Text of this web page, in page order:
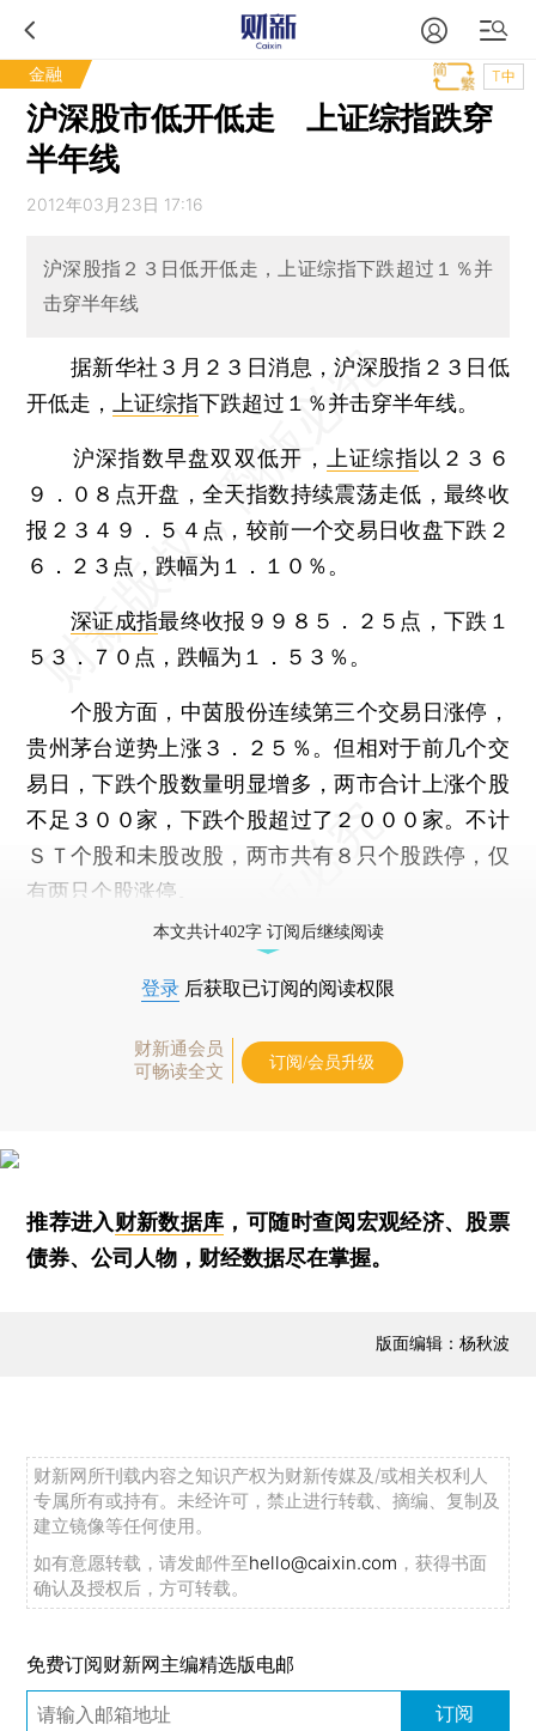
金融 T中
沪深股市低开低走 上证综指跌穿
半年线
2012年03月23日 17:16
沪深股指２３日低开低走，上证综指下跌超过１％并
击穿半年线
据新华社３月２３日消息，沪深股指２３日低
开低走，
上证综指下跌超过１％并击穿半年线。
沪深指数早盘双双低开， 上证综指 以２３６
９．０８点开盘，全天指数持续震荡走低，最终收
报２３４９．５４点，较前一个交易日收盘下跌２
６．２３点，跌幅为１．１０％。
深证成指最终收报９９８５．２５点，下跌１
５３．７０点，跌幅为１．５３％。
个股方面，中茵股份连续第三个交易日涨停，
贵州茅台逆势上涨３．２５％。但相对于前几个交
易日，下跌个股数量明显增多，两市合计上涨个股
不足３００家，下跌个股超过了２０００家。不计
ＳＴ个股和未股改股，两市共有８只个股跌停，仅
有两只个股涨停。
本文共计402字 订阅后继续阅读
登录 后获取已订阅的阅读权限
财新通会员
可畅读全文
订阅/会员升级
推荐进入财新数据库 ，可随时查阅宏观经济、股票
债券、公司人物，财经数据尽在掌握。
版面编辑：杨秋波
财新网所刊载内容之知识产权为财新传媒及/或相关权利人
专属所有或持有。未经许可，禁止进行转载、摘编、复制及
建立镜像等任何使用。
如有意愿转载，请发邮件至hello@caixin.com ，获得书面
确认及授权后，方可转载。
免费订阅财新网主编精选版电邮
订阅